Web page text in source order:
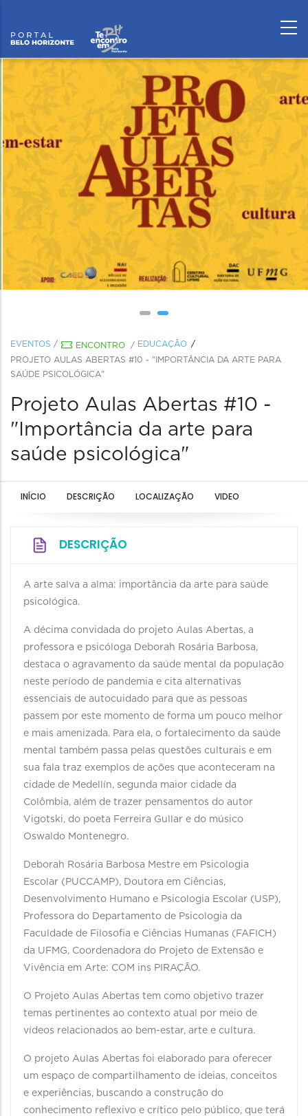
EVENTOS / ENCONTRO / EDUCAÇÃO
PROJETO AULAS ABERTAS #10 - "IMPORTÂNCIA DA ARTE PARA
SAÚDE PSICOLÓGICA"
Projeto Aulas Abertas #10 -
"Importância da arte para
saúde psicológica"
INÍCIO DESCRIÇÃO LOCALIZAÇÃO VIDEO
DESCRIÇÃO
A arte salva a alma: importância da arte para saúde
psicológica.
A décima convidada do projeto Aulas Abertas, a
professora e psicóloga Deborah Rosária Barbosa,
destaca o agravamento da saúde mental da população
neste período de pandemia e cita alternativas
essenciais de autocuidado para que as pessoas
passem por este momento de forma um pouco melhor
e mais amenizada. Para ela, o fortalecimento da saúde
mental também passa pelas questões culturais e em
sua fala traz exemplos de ações que aconteceram na
cidade de Medellín, segunda maior cidade da
Colômbia, além de trazer pensamentos do autor
Vigotski, do poeta Ferreira Gullar e do músico
Oswaldo Montenegro.
Deborah Rosária Barbosa Mestre em Psicologia
Escolar (PUCCAMP), Doutora em Ciências,
Desenvolvimento Humano e Psicologia Escolar (USP),
Professora do Departamento de Psicologia da
Faculdade de Filosofia e Ciências Humanas (FAFICH)
da UFMG, Coordenadora do Projeto de Extensão e
Vivência em Arte: COM ins PIRAÇÃO.
O Projeto Aulas Abertas tem como objetivo trazer
temas pertinentes ao contexto atual por meio de
vídeos relacionados ao bem-estar, arte e cultura.
O projeto Aulas Abertas foi elaborado para oferecer
um espaço de compartilhamento de ideias, conceitos
e experiências, buscando a construção do
conhecimento reflexivo e crítico pelo público, que terá